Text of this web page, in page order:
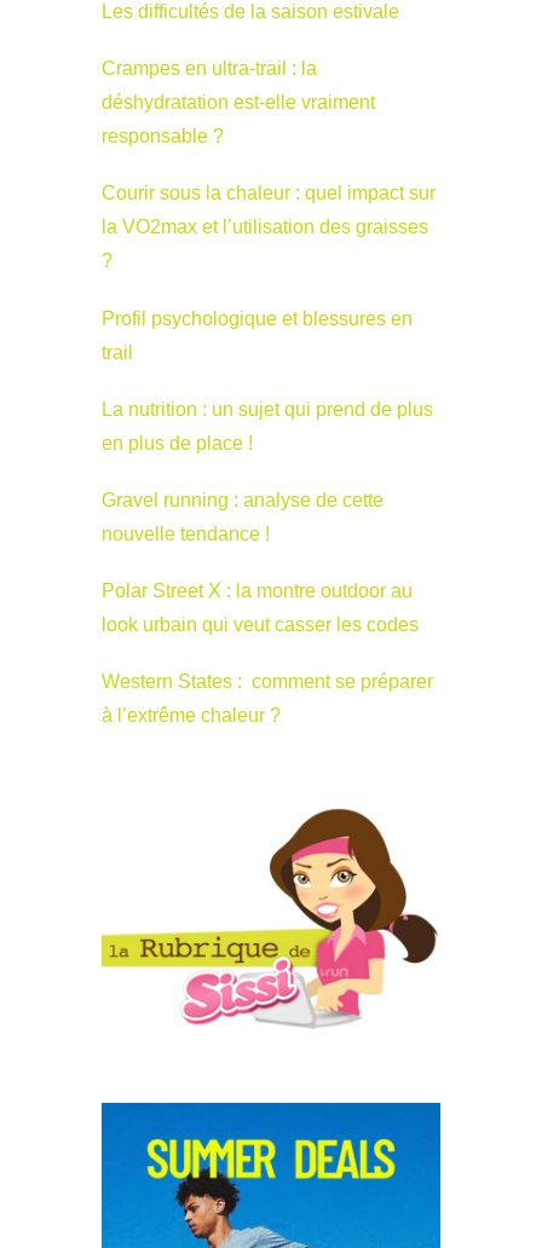
Les difficultés de la saison estivale
Crampes en ultra-trail : la
déshydratation est-elle vraiment
responsable ?
Courir sous la chaleur : quel impact sur
la VO2max et l’utilisation des graisses
?
Profil psychologique et blessures en
trail
La nutrition : un sujet qui prend de plus
en plus de place !
Gravel running : analyse de cette
nouvelle tendance !
Polar Street X : la montre outdoor au
look urbain qui veut casser les codes
Western States : comment se préparer
à l’extrême chaleur ?